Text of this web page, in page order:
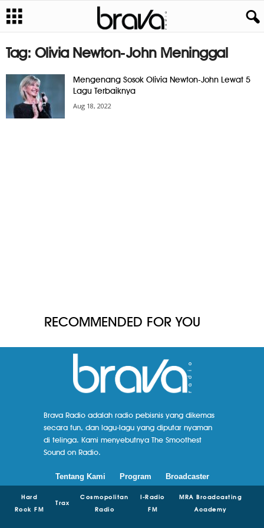
Tag: Olivia Newton-John Meninggal
Mengenang Sosok Olivia Newton-John Lewat 5
Lagu Terbaiknya
Aug 18, 2022
RECOMMENDED FOR YOU
Brava Radio adalah radio pebisnis yang dikemas
secara fun, dan lagu-lagu yang diputar nyaman
di telinga. Kami menyebutnya The Smoothest
Sound on Radio.
Tentang Kami Program Broadcaster
Hard
Rock FM
Trax
Cosmopolitan
Radio
I-Radio
FM
MRA Broadcasting
Academy